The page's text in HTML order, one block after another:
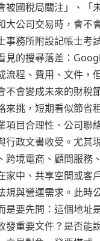
被國稅局關注」、「
大公司交易時，會不
事務所附設記帳士考
見的搜尋落差：
流程、費用、文件，
不會變成未來的財稅
來挑，短期看似節省
項目合理性、公司聯
行政文書收受。尤其
跨境電商、顧問服務
家中、共享空間或客
規與營運需求。此時
是要先問：這個地址
發重要文件？是否能